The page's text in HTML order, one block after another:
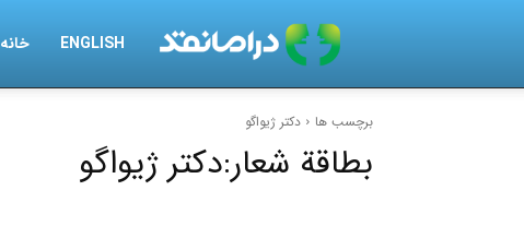
درامانقدENGLISH خانه
برچسب ها دکتر ژیواگو
بطاقة شعار:دکتر ژیواگو